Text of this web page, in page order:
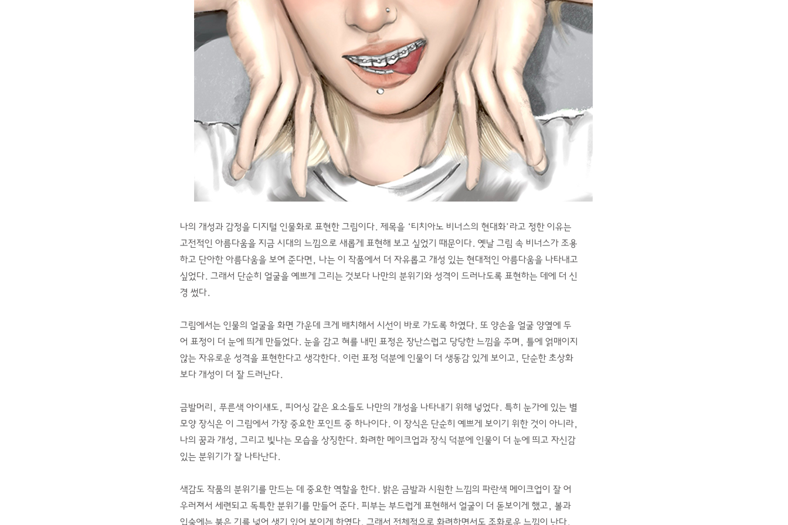
나의 개성과 감정을 디지털 인물화로 표현한 그림이다. 제목을 ‘티치아노 비너스의 현대화’라고 정한 이유는
고전적인 아름다움을 지금 시대의 느낌으로 새롭게 표현해 보고 싶었기 때문이다. 옛날 그림 속 비너스가 조용
하고 단아한 아름다움을 보여 준다면, 나는 이 작품에서 더 자유롭고 개성 있는 현대적인 아름다움을 나타내고
싶었다. 그래서 단순히 얼굴을 예쁘게 그리는 것보다 나만의 분위기와 성격이 드러나도록 표현하는 데에 더 신
경 썼다.
그림에서는 인물의 얼굴을 화면 가운데 크게 배치해서 시선이 바로 가도록 하였다. 또 양손을 얼굴 양옆에 두
어 표정이 더 눈에 띄게 만들었다. 눈을 감고 혀를 내민 표정은 장난스럽고 당당한 느낌을 주며, 틀에 얽매이지
않는 자유로운 성격을 표현한다고 생각한다. 이런 표정 덕분에 인물이 더 생동감 있게 보이고, 단순한 초상화
보다 개성이 더 잘 드러난다.
금발머리, 푸른색 아이섀도, 피어싱 같은 요소들도 나만의 개성을 나타내기 위해 넣었다. 특히 눈가에 있는 별
모양 장식은 이 그림에서 가장 중요한 포인트 중 하나이다. 이 장식은 단순히 예쁘게 보이기 위한 것이 아니라,
나의 꿈과 개성, 그리고 빛나는 모습을 상징한다. 화려한 메이크업과 장식 덕분에 인물이 더 눈에 띄고 자신감
있는 분위기가 잘 나타난다.
색감도 작품의 분위기를 만드는 데 중요한 역할을 한다. 밝은 금발과 시원한 느낌의 파란색 메이크업이 잘 어
우러져서 세련되고 독특한 분위기를 만들어 준다. 피부는 부드럽게 표현해서 얼굴이 더 돋보이게 했고, 볼과
입술에는 붉은 기를 넣어 생기 있어 보이게 하였다. 그래서 전체적으로 화려하면서도 조화로운 느낌이 난다.